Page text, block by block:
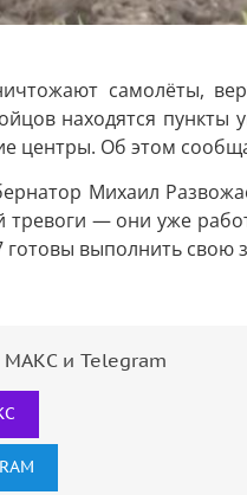
самолёты,
находятся пункты
центры. Об этом
Михаил
— они уже
выполнить свою
МАКС и Telegram